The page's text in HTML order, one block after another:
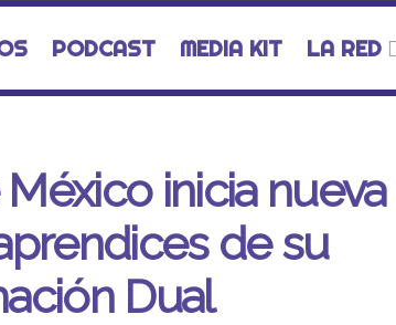
PODCAST MEDIA KIT LA RED
inicia nueva
de su
Dual